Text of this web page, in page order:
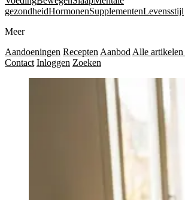
gezondheidHormonenSupplementenLevensstijl
Meer
Aandoeningen Recepten Aanbod Alle artikelen
Contact Inloggen Zoeken